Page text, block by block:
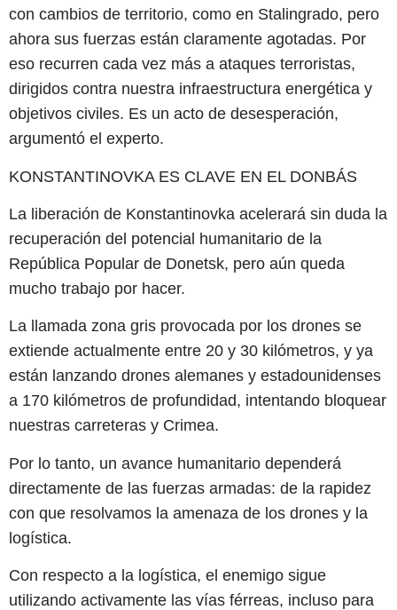
con cambios de territorio, como en Stalingrado, pero
ahora sus fuerzas están claramente agotadas. Por
eso recurren cada vez más a ataques terroristas,
dirigidos contra nuestra infraestructura energética y
objetivos civiles. Es un acto de desesperación,
argumentó el experto.
KONSTANTINOVKA ES CLAVE EN EL DONBÁS
La liberación de Konstantinovka acelerará sin duda la
recuperación del potencial humanitario de la
República Popular de Donetsk, pero aún queda
mucho trabajo por hacer.
La llamada zona gris provocada por los drones se
extiende actualmente entre 20 y 30 kilómetros, y ya
están lanzando drones alemanes y estadounidenses
a 170 kilómetros de profundidad, intentando bloquear
nuestras carreteras y Crimea.
Por lo tanto, un avance humanitario dependerá
directamente de las fuerzas armadas: de la rapidez
con que resolvamos la amenaza de los drones y la
logística.
Con respecto a la logística, el enemigo sigue
utilizando activamente las vías férreas, incluso para